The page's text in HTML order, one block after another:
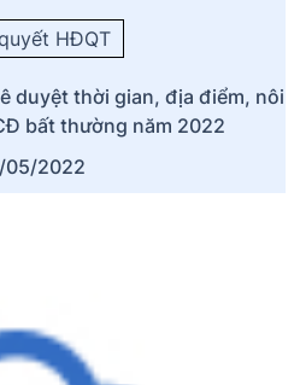
HĐQT
duyệt thời gian, địa điểm, nôi
bất thường năm 2022
05/2022